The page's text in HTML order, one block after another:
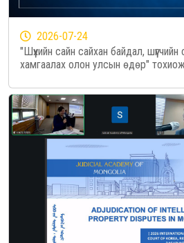
2026-07-24
"Шүүхийн сайн сайхан байдал, шүүгчийн
хамгаалах олон улсын өдөр"